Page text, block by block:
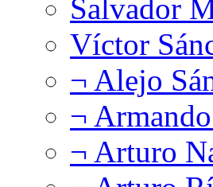
Salvador
Víctor
¬ Alejo
¬
¬ Arturo